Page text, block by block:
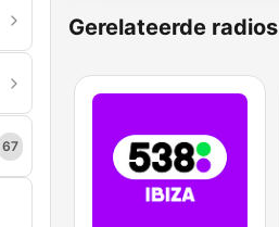
67
Gerelateerde radios